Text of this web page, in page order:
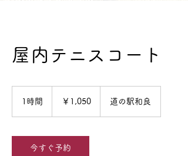
屋内テニスコート
1時間 ￥1,050 道の駅和良
今すぐ予約